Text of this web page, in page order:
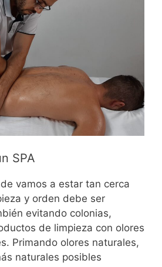
SPA
vamos a estar tan cerca
y orden debe ser
evitando colonias,
de limpieza con olores
Primando olores naturales,
naturales posibles